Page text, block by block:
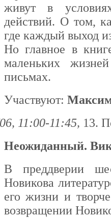
живут в
действий. О том,
где каждый выход
Но главное в
маленьких
письмах.
Участвуют:
11:00-11:45, 13.
Неожиданный.
В преддверии
Новикова
его жизни и
возвращении